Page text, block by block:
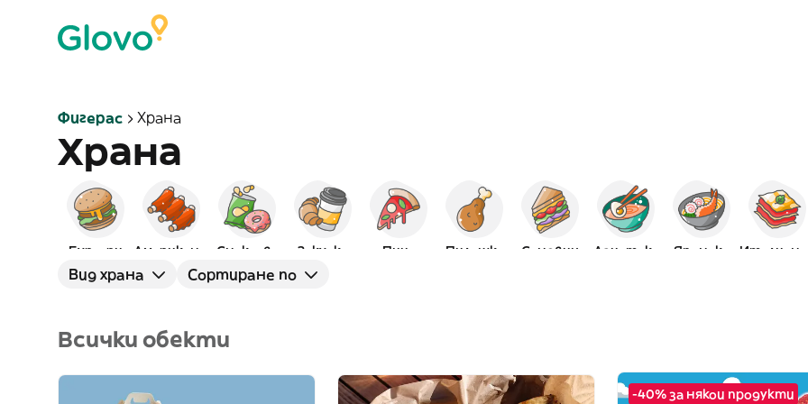
Фигерас Храна
Храна
Бургери Снаксове Закуска Пица Пилешко Сандвич Азиатска Японска
Вид храна Сортиране по
Всички обекти
-40% за някои продукти